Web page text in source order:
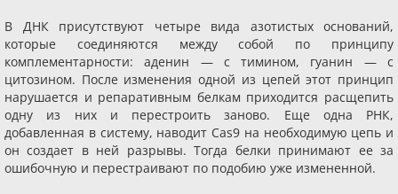
В ДНК присутствуют четыре вида азотистых оснований,
которые соединяются между собой по принципу
комплементарности: аденин — с тимином, гуанин — с
цитозином. После изменения одной из цепей этот принцип
нарушается и репаративным белкам приходится расщепить
одну из них и перестроить заново. Еще одна РНК,
добавленная в систему, наводит Cas9 на необходимую цепь и
он создает в ней разрывы. Тогда белки принимают ее за
ошибочную и перестраивают по подобию уже измененной.